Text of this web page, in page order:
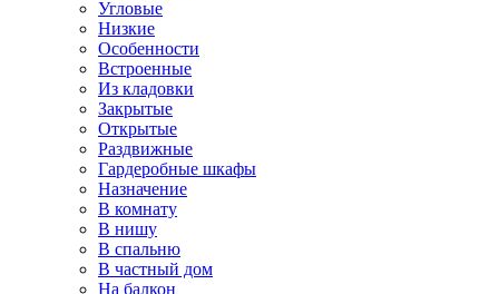
Угловые
Низкие
Особенности
Встроенные
Из кладовки
Закрытые
Открытые
Раздвижные
Гардеробные шкафы
Назначение
В комнату
В нишу
В спальню
В частный дом
На балкон